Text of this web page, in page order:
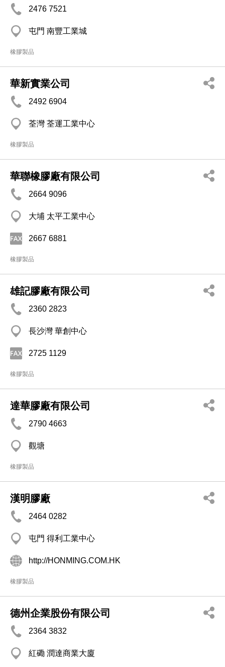
2476 7521
屯門 南豐工業城
橡膠製品
華新實業公司
2492 6904
荃灣 荃運工業中心
橡膠製品
華聯橡膠廠有限公司
2664 9096
大埔 太平工業中心
2667 6881
橡膠製品
雄記膠廠有限公司
2360 2823
長沙灣 華創中心
2725 1129
橡膠製品
達華膠廠有限公司
2790 4663
觀塘
橡膠製品
漢明膠廠
2464 0282
屯門 得利工業中心
http://HONMING.COM.HK
橡膠製品
德州企業股份有限公司
2364 3832
紅磡 潤達商業大廈